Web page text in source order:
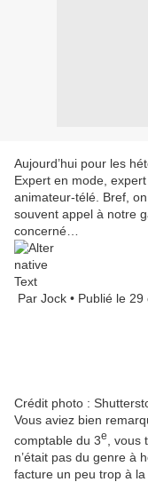
Aujourd’hui pour les
Expert en mode,
animateur-télé. Bref,
souvent appel à notre
concerné…
Par Jock • Publié le 29
Crédit photo :
Vous aviez bien
comptable du 3e
,
n’était pas du genre à
facture un peu trop à